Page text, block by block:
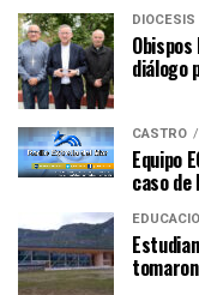
DIÓCESIS
diálogo
CASTRO
Equipo
caso